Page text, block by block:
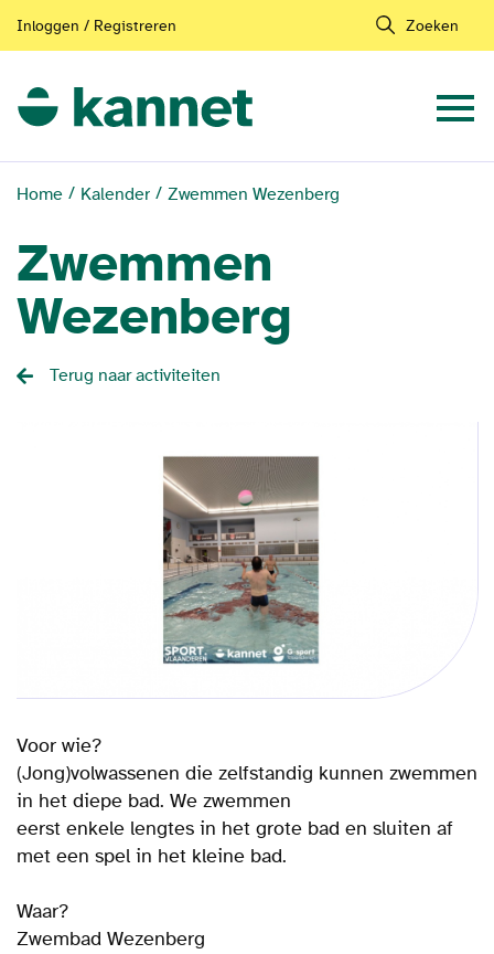
Inloggen / Registreren Zoeken
Home Kalender Zwemmen Wezenberg
Zwemmen
Wezenberg
Terug naar activiteiten
Voor wie?
(Jong)volwassenen die zelfstandig kunnen zwemmen
in het diepe bad. We zwemmen
eerst enkele lengtes in het grote bad en sluiten af
met een spel in het kleine bad.
Waar?
Zwembad Wezenberg